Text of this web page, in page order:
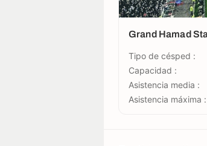
Grand Hamad
Tipo de césped :
Capacidad :
Asistencia media :
Asistencia máxima :